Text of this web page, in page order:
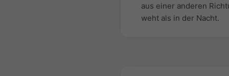
aus einer anderen
weht als in der Nacht.